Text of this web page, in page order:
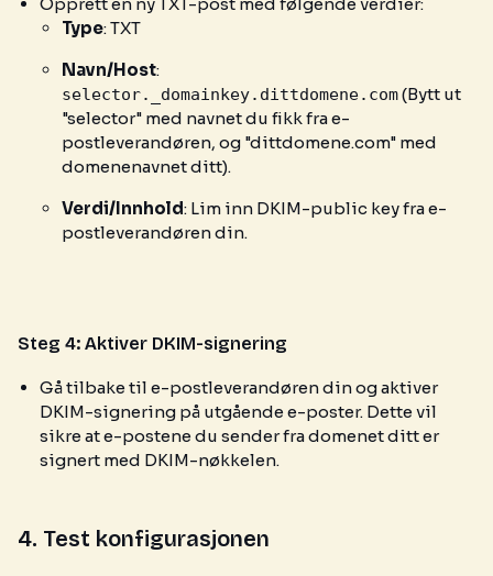
Type: TXT
Navn/Host:
selector._domainkey.dittdomene.com(Bytt ut
"selector" med navnet du fikk fra e-
postleverandøren, og "dittdomene.com" med
domenenavnet ditt).
Verdi/Innhold: Lim inn DKIM-public key fra e-
postleverandøren din.
Steg 4: Aktiver DKIM-signering
Gå tilbake til e-postleverandøren din og aktiver
DKIM-signering på utgående e-poster. Dette vil
sikre at e-postene du sender fra domenet ditt er
signert med DKIM-nøkkelen.
4. Test konfigurasjonen